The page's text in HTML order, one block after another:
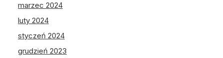
marzec 2024
luty 2024
styczeń 2024
grudzień 2023